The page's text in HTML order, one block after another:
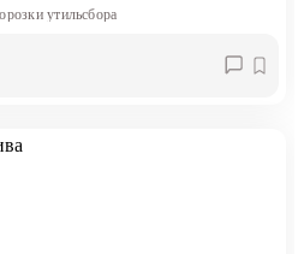
утильсбора